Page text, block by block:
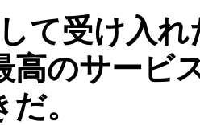
て受け入れ
高のサービ
。